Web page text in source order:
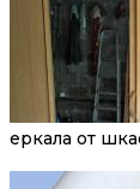
Зеркала от